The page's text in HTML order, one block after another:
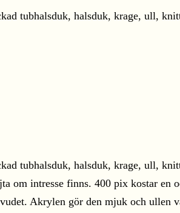
om intresse finns. 400 pix kostar
Akrylen gör den mjuk och ullen